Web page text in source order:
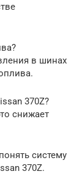
в шинах
370Z?
снижает
систему
370Z.